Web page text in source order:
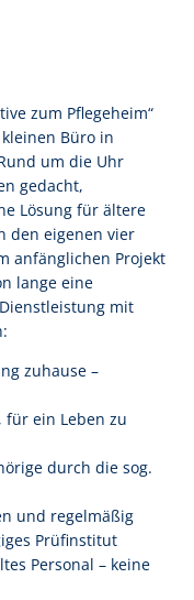
zum Pflegeheim“
Büro in
um die Uhr
gedacht,
Lösung für ältere
den eigenen vier
anfänglichen Projekt
lange eine
mit
zuhause –
für ein Leben zu
durch die sog.
und regelmäßig
Prüfinstitut
Personal – keine